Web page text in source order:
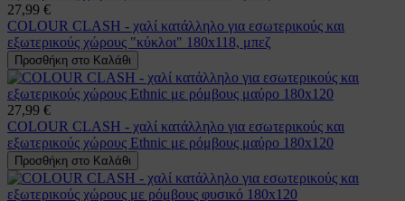
27,99 €
COLOUR CLASH - χαλί κατάλληλο για εσωτερικούς και
εξωτερικούς χώρους "κύκλοι" 180x118, μπεζ
Προσθήκη στο Καλάθι
27,99 €
COLOUR CLASH - χαλί κατάλληλο για εσωτερικούς και
εξωτερικούς χώρους Ethnic με ρόμβους μαύρο 180x120
Προσθήκη στο Καλάθι